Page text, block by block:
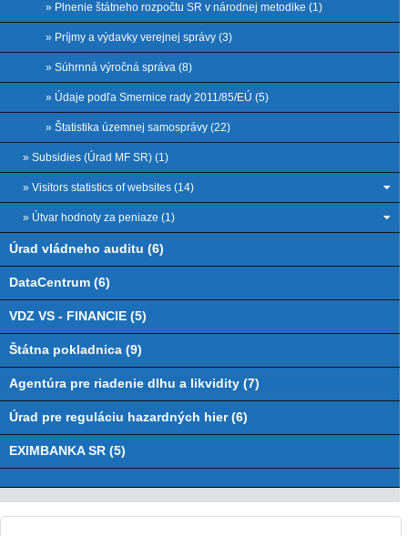
» Plnenie štátneho rozpočtu SR v národnej metodike (1)
» Príjmy a výdavky verejnej správy (3)
» Súhrnná výročná správa (8)
» Údaje podľa Smernice rady 2011/85/EÚ (5)
» Štatistika územnej samosprávy (22)
» Subsidies (Úrad MF SR) (1)
» Visitors statistics of websites (14)
» Útvar hodnoty za peniaze (1)
Úrad vládneho auditu (6)
DataCentrum (6)
VDZ VS - FINANCIE (5)
Štátna pokladnica (9)
Agentúra pre riadenie dlhu a likvidity (7)
Úrad pre reguláciu hazardných hier (6)
EXIMBANKA SR (5)